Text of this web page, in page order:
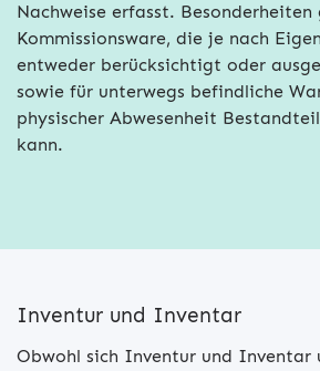
Nachweise erfasst.
Kommissionsware, die je nach
entweder berücksichtigt oder
sowie für unterwegs befindliche
physischer Abwesenheit
kann.
Inventur und Inventar
Obwohl sich Inventur und Inventar